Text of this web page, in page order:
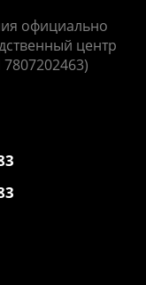
официально
центр